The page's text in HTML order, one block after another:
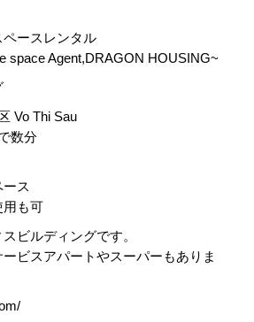
ースレンタル
space Agent,DRAGON HOUSING~
Vo Thi Sau
数分
ス
用も可
ビルディングです。
ビスアパートやスーパーもありま